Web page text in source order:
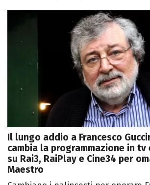
Il lungo addio a Francesco
cambia la programmazione in tv
su Rai3, RaiPlay e Cine34 per
Maestro